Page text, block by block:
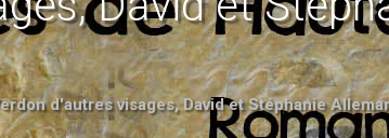
d'autres visages, David et Stéphanie